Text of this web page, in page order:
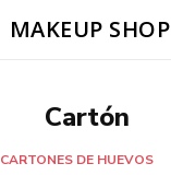
MAKEUP SHOP
Cartón
CARTONES DE HUEVOS